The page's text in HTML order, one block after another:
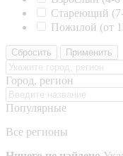
Стареющий
Пожилой (от
Сбросить Применить
Город, регион
Популярные
Все регионы